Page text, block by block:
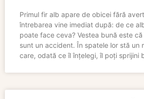
Primul fir alb apare de obicei fără
întrebarea vine imediat după: de ce
poate face ceva? Vestea bună este
sunt un accident. În spatele lor stă un
care, odată ce îl înțelegi, îl poți sprijini